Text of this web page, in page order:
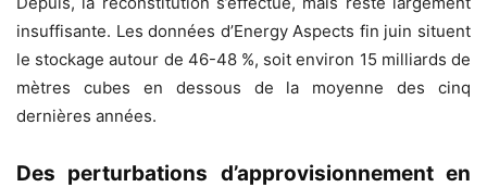
insuffisante. Les données d’Energy Aspects fin juin situent
le stockage autour de 46-48 %, soit environ 15 milliards de
mètres cubes en dessous de la moyenne des cinq
dernières années.
Des perturbations d’approvisionnement en